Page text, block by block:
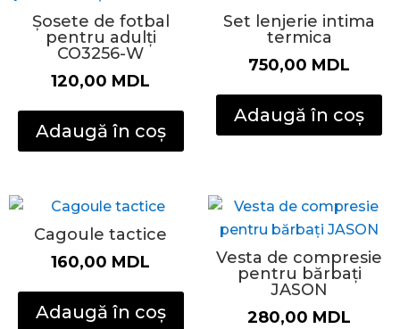
Șosete de fotbal
pentru adulți
CO3256-W
120,00 MDL
Adaugă în coș
Set lenjerie intima
termica
750,00 MDL
Adaugă în coș
Cagoule tactice
160,00 MDL
Adaugă în coș
Vesta de compresie
pentru bărbați
JASON
280,00 MDL